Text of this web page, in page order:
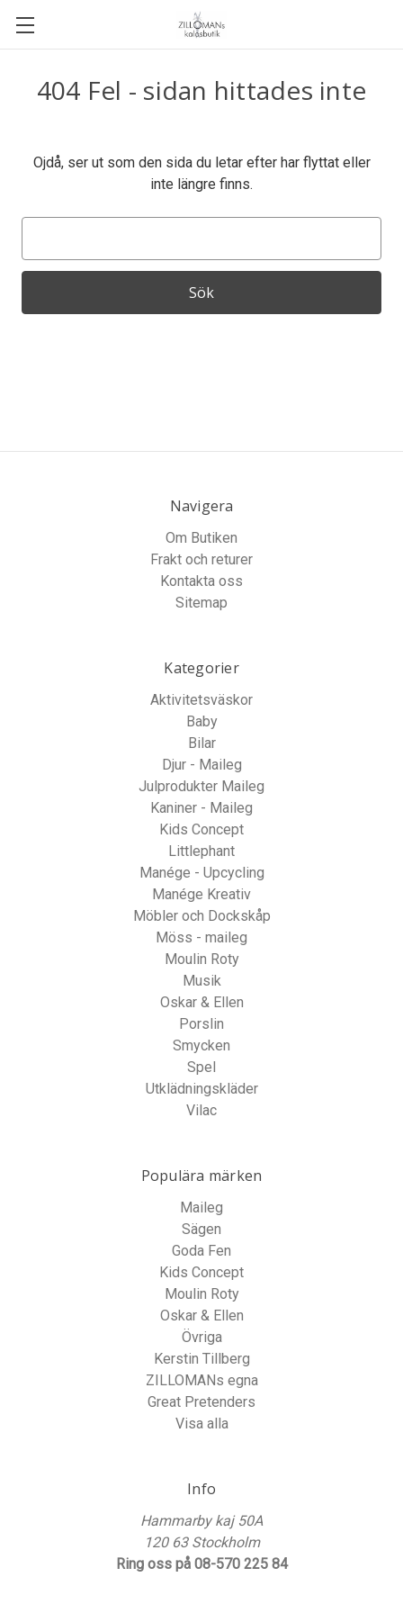
404 Fel - sidan hittades inte
Ojdå, ser ut som den sida du letar efter har flyttat eller
inte längre finns.
för
Navigera
Om Butiken
Frakt och returer
Kontakta oss
Sitemap
Kategorier
Aktivitetsväskor
Baby
Bilar
Djur - Maileg
Julprodukter Maileg
Kaniner - Maileg
Kids Concept
Littlephant
Manége - Upcycling
Manége Kreativ
Möbler och Dockskåp
Möss - maileg
Moulin Roty
Musik
Oskar & Ellen
Porslin
Smycken
Spel
Utklädningskläder
Vilac
Populära märken
Maileg
Sägen
Goda Fen
Kids Concept
Moulin Roty
Oskar & Ellen
Övriga
Kerstin Tillberg
ZILLOMANs egna
Great Pretenders
Visa alla
Info
Hammarby kaj 50A
120 63 Stockholm
Ring oss på 08-570 225 84